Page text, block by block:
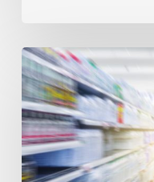
Vente
de
produits
sans
emballage
: